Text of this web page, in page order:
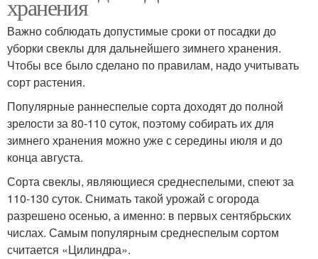
хранения
Важно соблюдать допустимые сроки от посадки до
уборки свеклы для дальнейшего зимнего хранения.
Чтобы все было сделано по правилам, надо учитывать
сорт растения.
Популярные раннеспелые сорта доходят до полной
зрелости за 80-110 суток, поэтому собирать их для
зимнего хранения можно уже с середины июля и до
конца августа.
Сорта свеклы, являющиеся среднеспелыми, спеют за
110-130 суток. Снимать такой урожай с огорода
разрешено осенью, а именно: в первых сентябрьских
числах. Самым популярным среднеспелым сортом
считается «Цилиндра».